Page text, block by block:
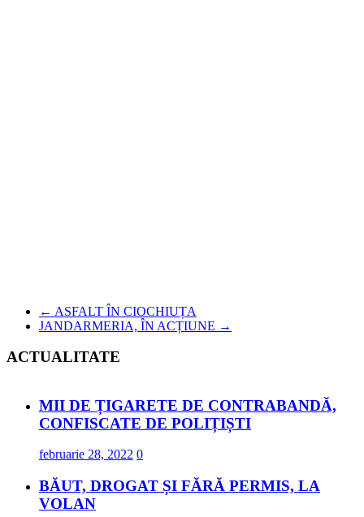
← ASFALT ÎN CIOCHIUȚA
JANDARMERIA, ÎN ACȚIUNE →
ACTUALITATE
MII DE ȚIGARETE DE CONTRABANDĂ,
CONFISCATE DE POLIȚIȘTI
februarie 28, 2022 0
BĂUT, DROGAT ȘI FĂRĂ PERMIS, LA
VOLAN